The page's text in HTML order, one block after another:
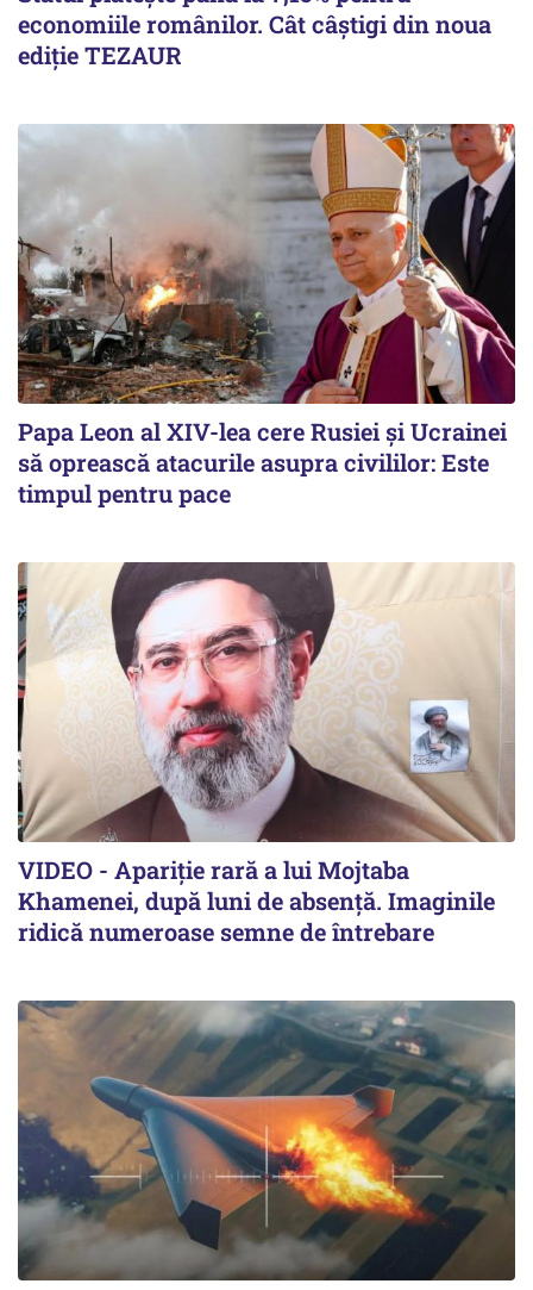
economiile românilor. Cât câștigi din noua
ediție TEZAUR
Papa Leon al XIV-lea cere Rusiei și Ucrainei
să oprească atacurile asupra civililor: Este
timpul pentru pace
VIDEO - Apariție rară a lui Mojtaba
Khamenei, după luni de absență. Imaginile
ridică numeroase semne de întrebare